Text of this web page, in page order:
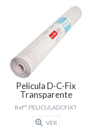
Pelicula D-C-Fix
Transparente
Refª: PELICULADCFIXT
VER